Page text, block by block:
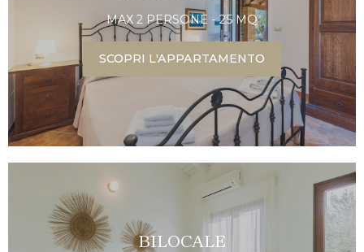
MAX 2 PERSONE - 25 MQ
SCOPRI L'APPARTAMENTO
BILOCALE